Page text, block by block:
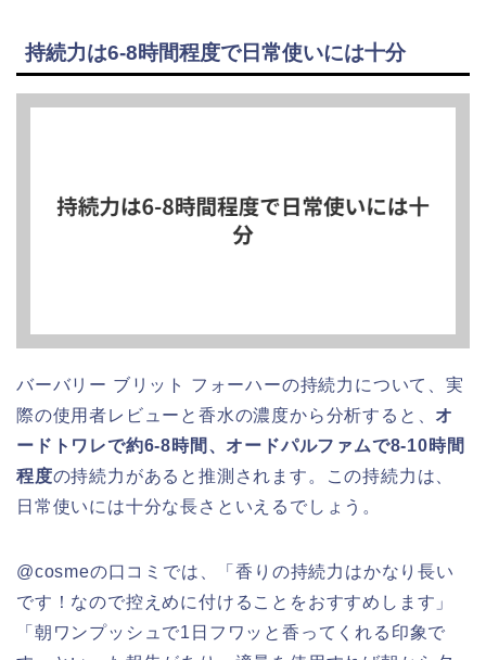
持続力は6-8時間程度で日常使いには十分
バーバリー ブリット フォーハーの持続力について、実
際の使用者レビューと香水の濃度から分析すると、 オ
ードトワレで約6-8時間、オードパルファムで8-10時間
程度の持続力があると推測されます。この持続力は、
日常使いには十分な長さといえるでしょう。
@cosmeの口コミでは、「香りの持続力はかなり長い
です！なので控えめに付けることをおすすめします」
「朝ワンプッシュで1日フワッと香ってくれる印象で